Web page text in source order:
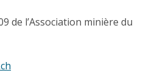
de l’Association minière du